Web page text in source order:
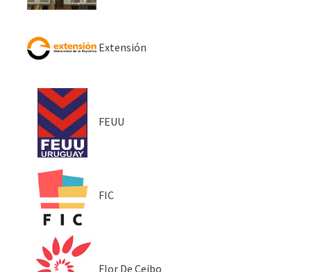
Extensión
FEUU
FIC
Flor De Ceibo